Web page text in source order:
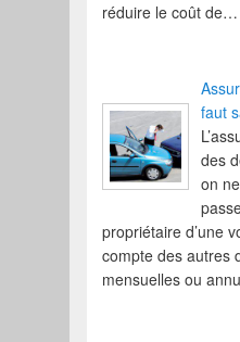
réduire le coût de…
faut
des
on
propriétaire d’une
compte des autres
mensuelles ou